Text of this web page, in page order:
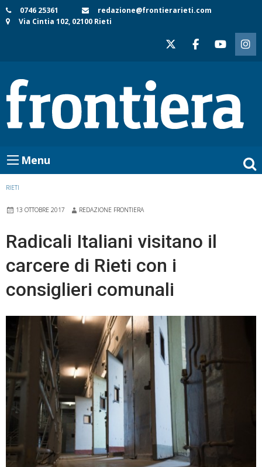
Skip
to
0746 25361
redazione@frontierarieti.com
Via Cintia 102, 02100 Rieti
Menu
RIETI
13 OTTOBRE 2017 REDAZIONE FRONTIERA
Radicali Italiani visitano il
carcere di Rieti con i
consiglieri comunali